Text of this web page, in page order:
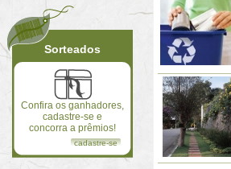
Sorteados
Confira os ganhadores,
cadastre-se e
concorra a prêmios!
cadastre-se